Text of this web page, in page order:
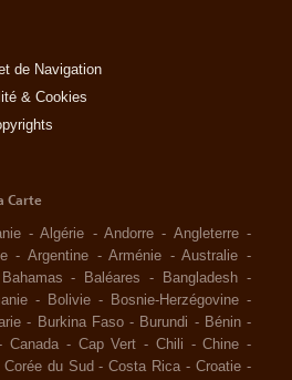
de Navigation
& Cookies
Carte
-Algérie -Andorre - Angleterre -
-Argentine -Arménie -Australie -
Bahamas - Baléares - Bangladesh -
- Bolivie - Bosnie-Herzégovine -
- Burkina Faso - Burundi - Bénin -
Canada - Cap Vert - Chili -Chine -
Corée du Sud -Costa Rica -Croatie -